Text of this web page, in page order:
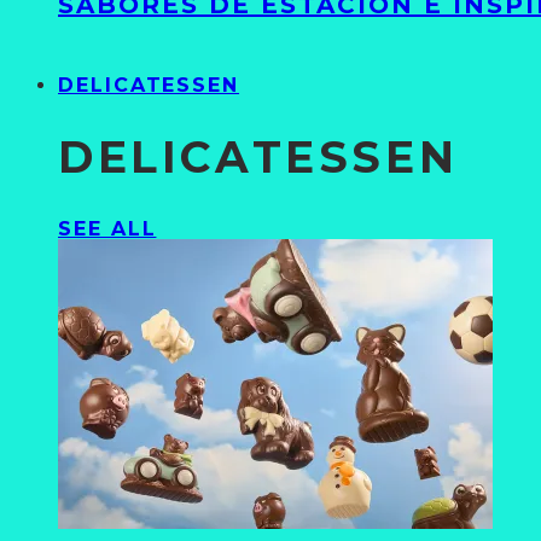
DELICATESSEN
DELICATESSEN
SEE ALL